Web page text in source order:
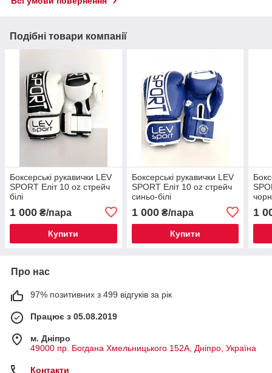
Подібні товари компанії
Боксерські рукавички LEV
SPORT Еліт 10 oz стрейч
білі
1 000 ₴/пара
Купити
Боксерські рукавички LEV
SPORT Еліт 10 oz стрейч
синьо-білі
1 000₴/пара
Купити
1
Про нас
97% позитивних з 499 відгуків за рік
Працює з 05.08.2019
м. Дніпро
49000 пр. Богдана Хмельницького 152А, Дніпро, Україна
Контакти